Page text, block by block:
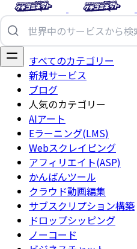
すべてのカテゴリー
新規サービス
ブログ
人気のカテゴリー
AIアート
Eラーニング(LMS)
Webスクレイピング
アフィリエイト(ASP)
かんばんツール
クラウド動画編集
サブスクリプション構築
ドロップシッピング
ノーコード